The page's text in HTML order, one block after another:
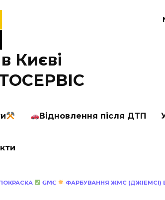
Києві
Відновлення після ДТП
𝗚𝗠𝗖 ФАРБУВАННЯ ЖМС (ДЖІЕМСІ)